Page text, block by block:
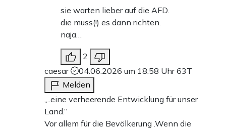
sie warten lieber auf die AFD.
die muss(!) es dann richten.
naja…
2
caesar
04.06.2026 um 18:58 Uhr63T
Melden
„..eine verheerende Entwicklung für unser
Land.“
Vor allem für die Bevölkerung .Wenn die